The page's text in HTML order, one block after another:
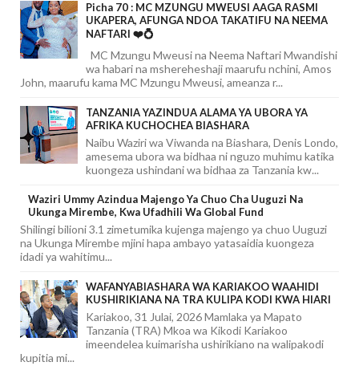
Picha 70 : MC MZUNGU MWEUSI AAGA RASMI
UKAPERA, AFUNGA NDOA TAKATIFU NA NEEMA
NAFTARI ❤️💍
MC Mzungu Mweusi na Neema Naftari Mwandishi
wa habari na mshereheshaji maarufu nchini, Amos
John, maarufu kama MC Mzungu Mweusi, ameanza r...
TANZANIA YAZINDUA ALAMA YA UBORA YA
AFRIKA KUCHOCHEA BIASHARA
Naibu Waziri wa Viwanda na Biashara, Denis Londo,
amesema ubora wa bidhaa ni nguzo muhimu katika
kuongeza ushindani wa bidhaa za Tanzania kw...
Waziri Ummy Azindua Majengo Ya Chuo Cha Uuguzi Na
Ukunga Mirembe, Kwa Ufadhili Wa Global Fund
Shilingi bilioni 3.1 zimetumika kujenga majengo ya chuo Uuguzi
na Ukunga Mirembe mjini hapa ambayo yatasaidia kuongeza
idadi ya wahitimu...
WAFANYABIASHARA WA KARIAKOO WAAHIDI
KUSHIRIKIANA NA TRA KULIPA KODI KWA HIARI
Kariakoo, 31 Julai, 2026 Mamlaka ya Mapato
Tanzania (TRA) Mkoa wa Kikodi Kariakoo
imeendelea kuimarisha ushirikiano na walipakodi
kupitia mi...